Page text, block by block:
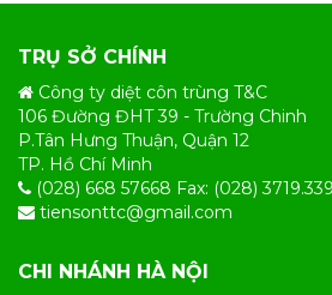
TRỤ SỞ CHÍNH
Công ty diệt côn trùng T&C
106 Đường ĐHT 39 - Trường Chinh
P.Tân Hưng Thuận, Quận 12
TP. Hồ Chí Minh
(028) 668 57668 Fax: (028)
tiensonttc@gmail.com
CHI NHÁNH HÀ NỘI